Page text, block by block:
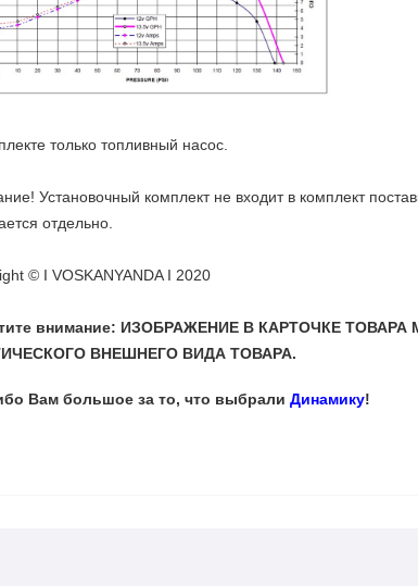
только топливный насос.
Установочный комплект не входит в комплект
отдельно.
© I VOSKANYANDA I 2020
внимание: ИЗОБРАЖЕНИЕ В КАРТОЧКЕ
ВНЕШНЕГО ВИДА ТОВАРА.
Вам большое за то, что выбрали Динамику!